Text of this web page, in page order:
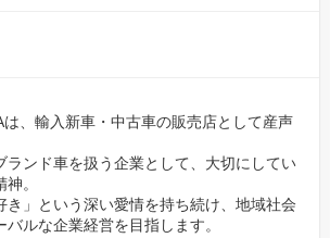
、輸入新車・中古車の販売店として産声
ランド車を扱う企業として、大切にしてい
。
き」という深い愛情を持ち続け、地域社会
ルな企業経営を目指します。